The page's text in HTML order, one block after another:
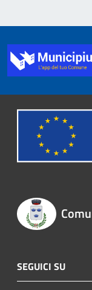
SEGUICI SU